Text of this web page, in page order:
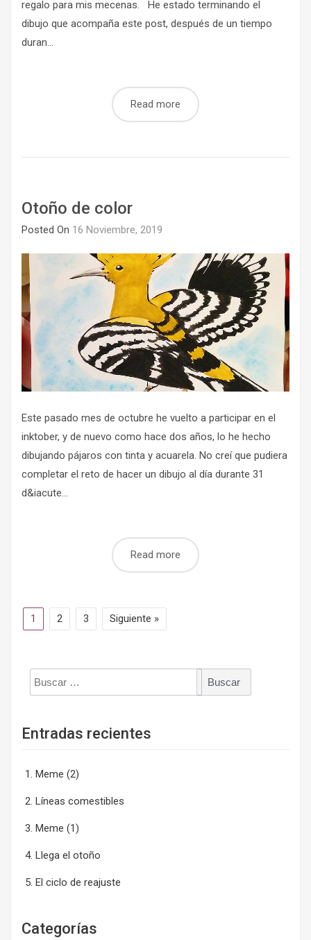
regalo para mis mecenas. He estado terminando el
dibujo que acompaña este post, después de un tiempo
duran...
Read more
Otoño de color
Posted On 16 Noviembre, 2019
Este pasado mes de octubre he vuelto a participar en el
inktober, y de nuevo como hace dos años, lo he hecho
dibujando pájaros con tinta y acuarela. No creí que pudiera
completar el reto de hacer un dibujo al día durante 31
d&iacute...
Read more
1 2 3 Siguiente »
Buscar:
Entradas recientes
Meme (2)
Líneas comestibles
Meme (1)
Llega el otoño
El ciclo de reajuste
Categorías